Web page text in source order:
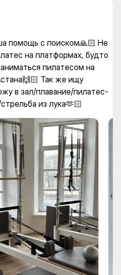
помощь с поиском🙏🏻 Не
на платформах, будто
пилатесом на
Так же ищу
в зал/плавание/пилатес-
из лука🫶🏻